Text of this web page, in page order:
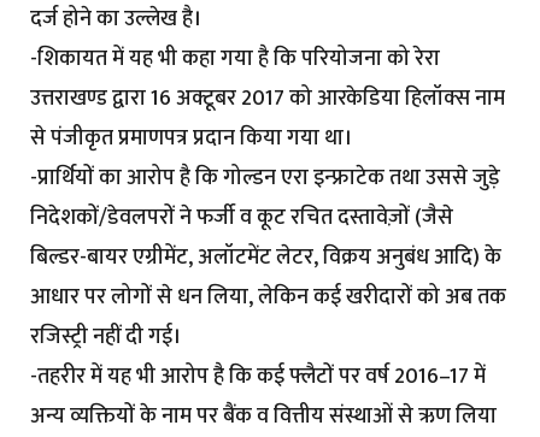
दर्ज होने का उल्लेख है।
-शिकायत में यह भी कहा गया है कि परियोजना को रेरा
उत्तराखण्ड द्वारा 16 अक्टूबर 2017 को आरकेडिया हिलॉक्स नाम
से पंजीकृत प्रमाणपत्र प्रदान किया गया था।
-प्रार्थियों का आरोप है कि गोल्डन एरा इन्फ्राटेक तथा उससे जुड़े
निदेशकों/डेवलपरों ने फर्जी व कूट रचित दस्तावेज़ों (जैसे
बिल्डर-बायर एग्रीमेंट, अलॉटमेंट लेटर, विक्रय अनुबंध आदि) के
आधार पर लोगों से धन लिया, लेकिन कई खरीदारों को अब तक
रजिस्ट्री नहीं दी गई।
-तहरीर में यह भी आरोप है कि कई फ्लैटों पर वर्ष 2016–17 में
अन्य व्यक्तियों के नाम पर बैंक व वित्तीय संस्थाओं से ऋण लिया